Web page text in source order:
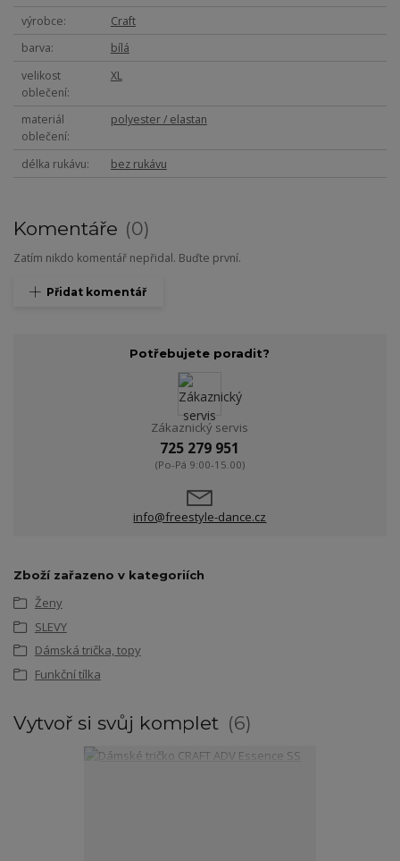
výrobce
Craft
barva
bílá
velikost
oblečení
XL
materiál
oblečení
polyester / elastan
délka rukávu bez rukávu
Komentáře 0
Zatím nikdo komentář nepřidal. Buďte první.
Přidat komentář
Potřebujete poradit?
Zákaznický servis
725 279 951
(Po-Pá 9:00-15.00)
info@freestyle-dance.cz
Zboží zařazeno v kategoriích
Ženy
SLEVY
Dámská trička, topy
Funkční tílka
Vytvoř si svůj komplet 6